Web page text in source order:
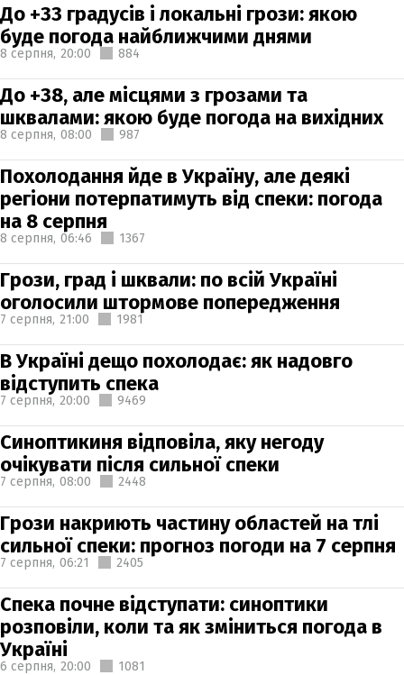
До +33 градусів і локальні грози: якою
буде погода найближчими днями
8 серпня, 20:00 884
До +38, але місцями з грозами та
шквалами: якою буде погода на вихідних
8 серпня, 08:00 987
Похолодання йде в Україну, але деякі
регіони потерпатимуть від спеки: погода
на 8 серпня
8 серпня, 06:46 1367
Грози, град і шквали: по всій Україні
оголосили штормове попередження
7 серпня, 21:00 1981
В Україні дещо похолодає: як надовго
відступить спека
7 серпня, 20:00 9469
Синоптикиня відповіла, яку негоду
очікувати після сильної спеки
7 серпня, 08:00 2448
Грози накриють частину областей на тлі
сильної спеки: прогноз погоди на 7 серпня
7 серпня, 06:21 2405
Спека почне відступати: синоптики
розповіли, коли та як зміниться погода в
Україні
6 серпня, 20:00 1081